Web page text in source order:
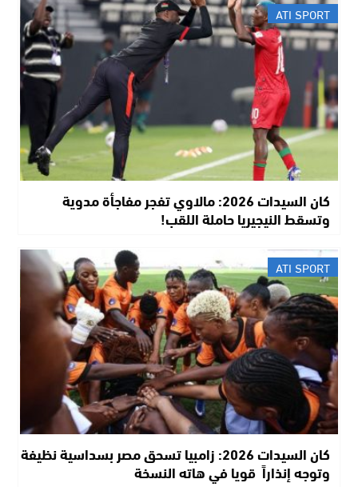
ATI SPORT
كان السيدات 2026: مالاوي تفجر مفاجأة مدوية
وتسقط النيجيريا حاملة اللقب!
ATI SPORT
كان السيدات 2026: زامبيا تسحق مصر بسداسية نظيفة
وتوجه إنذاراً قويا في هاته النسخة